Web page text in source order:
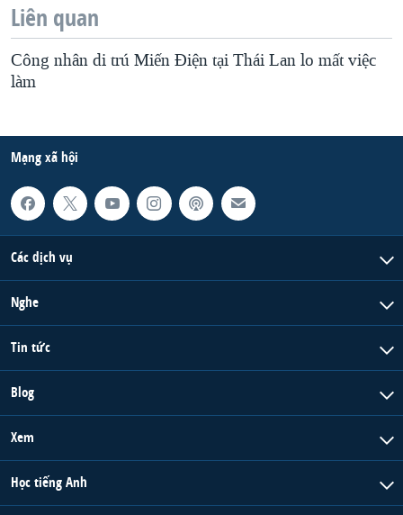
Liên quan
Công nhân di trú Miến Điện tại Thái Lan lo mất việc
làm
Mạng xã hội
Các dịch vụ
Nghe
Tin tức
Blog
Xem
Học tiếng Anh